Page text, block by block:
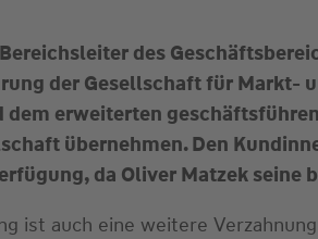
des
der Gesellschaft für Markt-
dem erweiterten
übernehmen. Den
da Oliver Matzek seine
ist auch eine weitere